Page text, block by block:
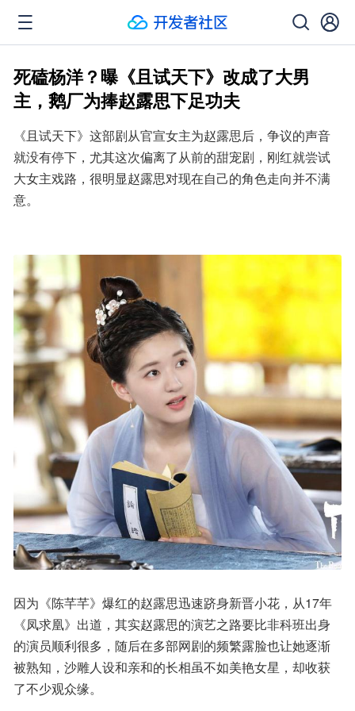
死磕杨洋？曝《且试天下》改成了大男
主，鹅厂为捧赵露思下足功夫
《且试天下》这部剧从官宣女主为赵露思后，争议的声音
就没有停下，尤其这次偏离了从前的甜宠剧，刚红就尝试
大女主戏路，很明显赵露思对现在自己的角色走向并不满
意。
因为《陈芊芊》爆红的赵露思迅速跻身新晋小花，从17年
《凤求凰》出道，其实赵露思的演艺之路要比非科班出身
的演员顺利很多，随后在多部网剧的频繁露脸也让她逐渐
被熟知，沙雕人设和亲和的长相虽不如美艳女星，却收获
了不少观众缘。